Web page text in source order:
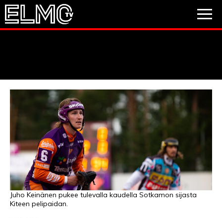
Juho Keinänen pukee tulevalla kaudella Sotkamon sijasta
Kiteen pelipaidan.
PESÄPALLO
VIDEOT
PODCASTIT
JALKAPALLO
EM2021
Huuhkajat
Veikkausliiga
Valioliiga
Muut sarjat
JÄÄKIEKKO
PESÄPALLO